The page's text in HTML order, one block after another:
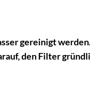
gereinigt
den Filter